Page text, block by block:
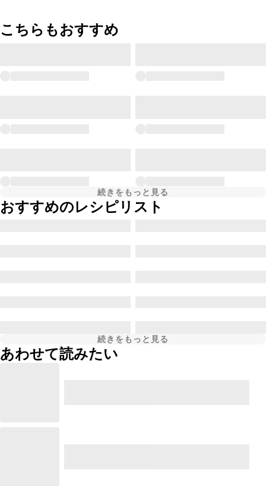
こちらもおすすめ
続きをもっと見る
おすすめのレシピリスト
続きをもっと見る
あわせて読みたい